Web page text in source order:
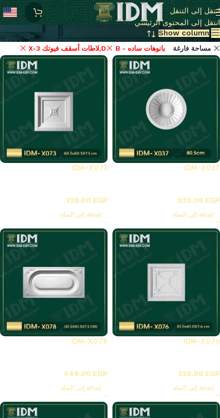
انتقل إلى التنقل
انتقل إلى المحتوى الرئيسي
منتجات فيوتك idm اصلي بسعر المصنع
Show column
مساحة فارغة X-بلاطات أسقف فيوتك 3D B - بانوهات ساده
IDM-X037
529.00 EGP
إضافة إلى السلة
IDM-X073
328.00 EGP
إضافة إلى السلة
IDM-X076
328.00 EGP
إضافة إلى السلة
IDM-X078
446.00 EGP
إضافة إلى السلة